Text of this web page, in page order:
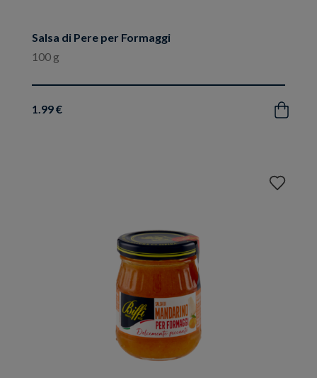
Salsa di Pere per Formaggi
100 g
1.99 € Acquista
Aggiungi